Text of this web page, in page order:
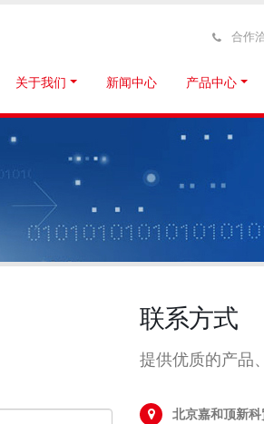
合作
关于我们 新闻中心 产品中心
联系方式
提供优质的产品
北京嘉和顶新科